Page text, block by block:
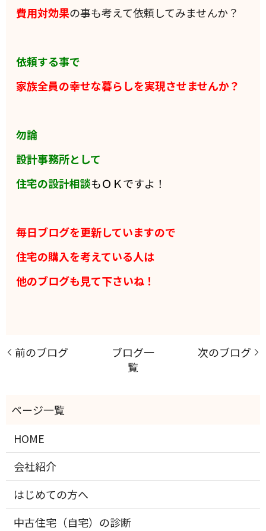
費用対効果の事も考えて依頼してみませんか？
依頼する事で
家族全員の幸せな暮らしを実現させませんか？
勿論
設計事務所として
住宅の設計相談もＯＫですよ！
毎日ブログを更新していますので
住宅の購入を考えている人は
他のブログも見て下さいね！
前のブログ
ブログ一
覧
次のブログ
HOME
会社紹介
はじめての方へ
中古住宅（自宅）の診断